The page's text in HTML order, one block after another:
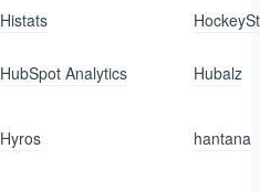
Histats
HubSpot Analytics Hubalz
Hyros hantana